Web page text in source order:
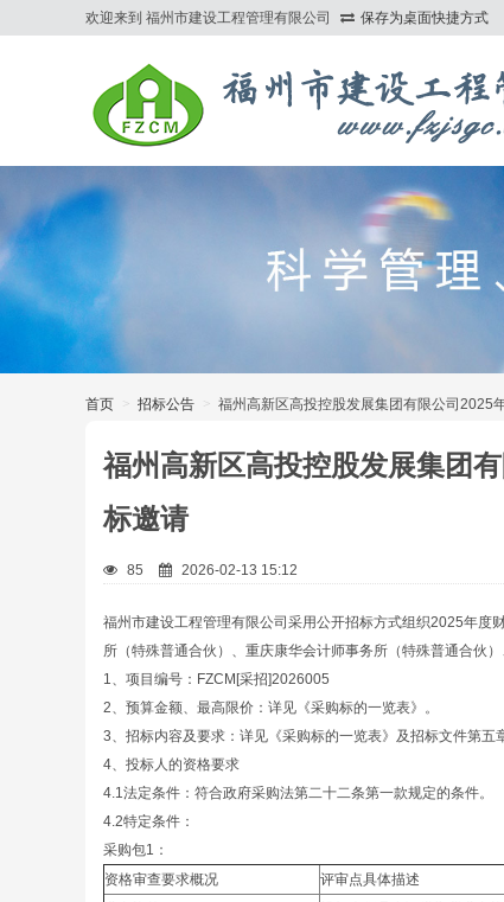
欢迎来到 福州市建设工程管理有限公司 保存为桌面快捷方式
首页 > 招标公告 > 福州高新区高投控股发展集团有限公司2025
福州高新区高投控股发展集团
标邀请
85 2026-02-13 15:12
福州市建设工程管理有限公司采用公开招标方式组织2025年度
所（特殊普通合伙）、重庆康华会计师事务所（特殊普通合伙
1、项目编号：FZCM[采招]2026005
2、预算金额、最高限价：详见《采购标的一览表》。
3、招标内容及要求：详见《采购标的一览表》及招标文件第五
4、投标人的资格要求
4.1法定条件：符合政府采购法第二十二条第一款规定的条件。
4.2特定条件：
采购包1：
资格审查要求概况
评审点具体描述